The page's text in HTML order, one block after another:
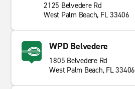
2125 Belvedere Rd
West Palm Beach, FL 33406
WPD Belvedere
1805 Belvedere Rd
West Palm Beach, FL 33406